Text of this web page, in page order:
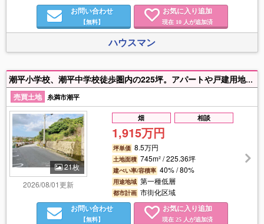
お問い合わせ
【無料】
お気に入り追加
現在 10人が追加済
ハウスマン
潮平小学校、潮平中学校徒歩圏内の225坪。アパートや戸建用地にいかがでしょうか。傾斜地なので擁壁工事を要します。価格交渉可。お気軽にお問合せください。
売買土地
糸満市潮平
21枚
2026/08/01更新
畑 相談
1,915万円
坪単価 8.5万円
土地面積 745m² / 225.36坪
建ぺい率/容積率 40% / 80%
用途地域 第一種低層
都市計画 市街化区域
お問い合わせ
【無料】
お気に入り追加
現在 25人が追加済